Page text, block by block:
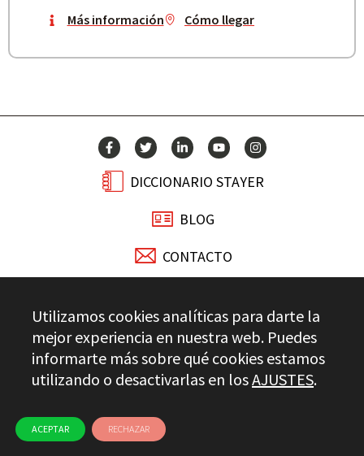
Más información Cómo llegar
DICCIONARIO STAYER
BLOG
CONTACTO
Stayer.es © 2026
CONTROL DE CALIDAD
AVISO LEGAL
PRIVACIDAD
CANAL ÉTICO USO DE COOKIES
Utilizamos cookies analíticas para darte la
mejor experiencia en nuestra web. Puedes
informarte más sobre qué cookies estamos
utilizando o desactivarlas en losAJUSTES.
ACEPTAR RECHAZAR